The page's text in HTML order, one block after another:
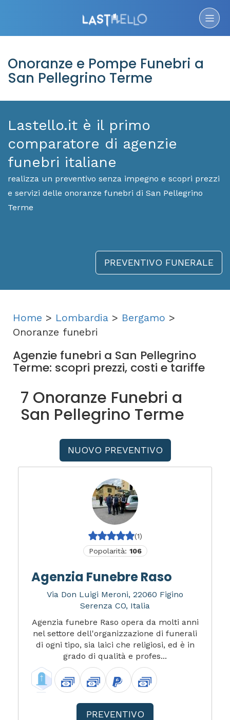
Onoranze e Pompe Funebri a
San Pellegrino Terme
Lastello.it è il primo
comparatore di agenzie
funebri italiane
realizza un preventivo senza impegno e scopri prezzi
e servizi delle onoranze funebri di San Pellegrino
Terme
PREVENTIVO FUNERALE
Home > Lombardia > Bergamo >
Onoranze funebri
Agenzie funebri a San Pellegrino
Terme: scopri prezzi, costi e tariffe
7 Onoranze Funebri a
San Pellegrino Terme
NUOVO PREVENTIVO
(1)
Popolarità: 106
Agenzia Funebre Raso
Via Don Luigi Meroni, 22060 Figino
Serenza CO, Italia
Agenzia funebre Raso opera da molti anni
nel settore dell'organizzazione di funerali
di ogni tipo, sia laici che religiosi, ed è in
grado di qualità e profes...
PREVENTIVO